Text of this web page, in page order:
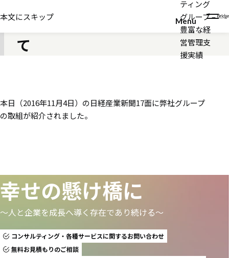
本文にスキップ
ティング
グループ –
豊富な経
営管理支
援実績
Menu
日経産業新聞への掲載につい
て
本日（2016年11月4日）の日経産業新聞17面に弊社グループ
の取組が紹介されました。
幸せの懸け橋に
〜人と企業を成長へ導く存在であり続ける〜
コンサルティング・各種サービスに関するお問い合わせ
無料お見積もりのご相談